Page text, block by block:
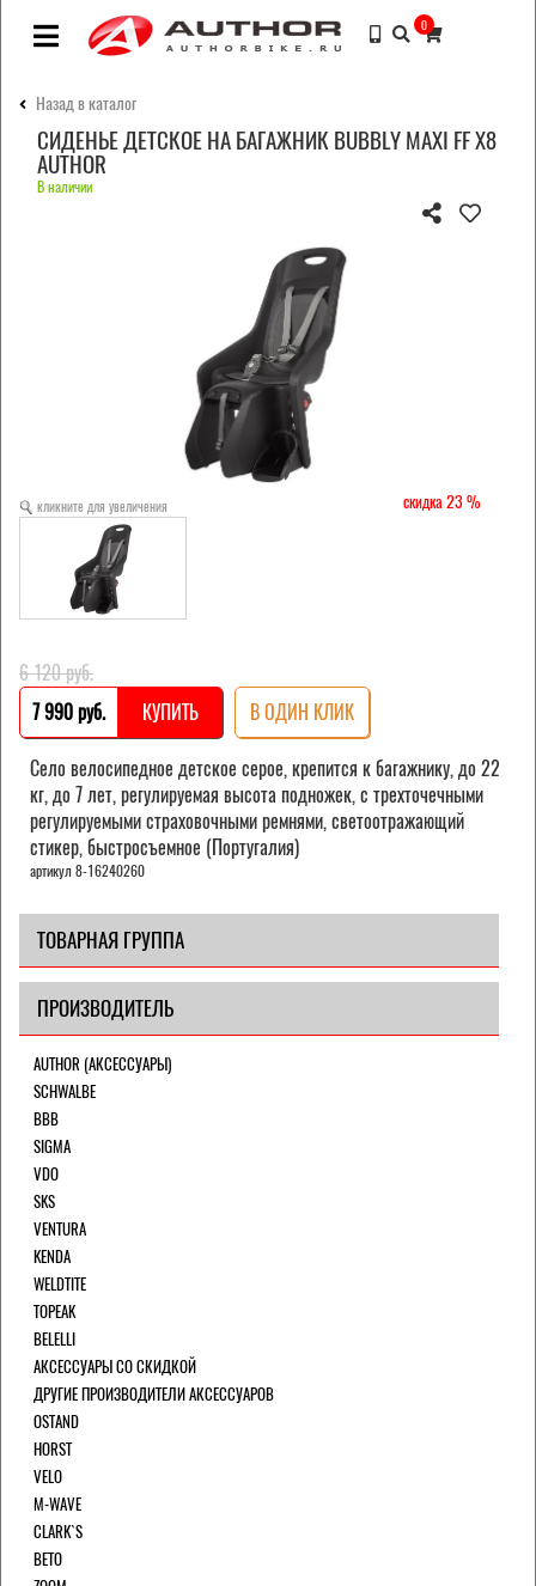
0
Назад в каталог
СИДЕНЬЕ ДЕТСКОЕ НА БАГАЖНИК BUBBLY MAXI FF X8
AUTHOR
В наличии
23
кликните для увеличения
6 120 pуб.
7 990 pуб.
КУПИТЬ В ОДИН КЛИК
Село велосипедное детское серое, крепится к багажнику, до 22
кг, до 7 лет, регулируемая высота подножек, с трехточечными
регулируемыми страховочными ремнями, светоотражающий
стикер, быстросъемное (Португалия)
артикул 8-16240260
ТОВАРНАЯ ГРУППА
ПРОИЗВОДИТЕЛЬ
AUTHOR (АКСЕССУАРЫ)
SCHWALBE
BBB
SIGMA
VDO
SKS
VENTURA
KENDA
WELDTITE
TOPEAK
BELELLI
АКСЕССУАРЫ СО СКИДКОЙ
ДРУГИЕ ПРОИЗВОДИТЕЛИ АКСЕССУАРОВ
OSTAND
HORST
VELO
M-WAVE
CLARK`S
BETO